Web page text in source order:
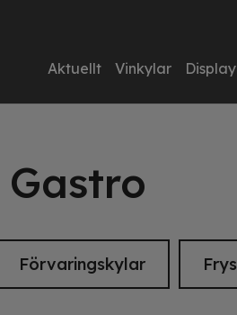
Aktuellt Vinkylar
Gastro
Förvaringskylar